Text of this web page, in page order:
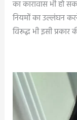
का कारावास भी हो
नियमों का उल्लंघन
विरूद्ध भी इसी प्रकार